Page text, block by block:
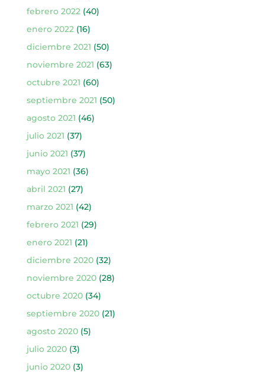
febrero 2022 (40)
enero 2022 (16)
diciembre 2021 (50)
noviembre 2021 (63)
octubre 2021 (60)
septiembre 2021 (50)
agosto 2021 (46)
julio 2021 (37)
junio 2021 (37)
mayo 2021 (36)
abril 2021 (27)
marzo 2021 (42)
febrero 2021 (29)
enero 2021 (21)
diciembre 2020(32)
noviembre 2020(28)
octubre 2020(34)
septiembre 2020(21)
agosto 2020(5)
julio 2020(3)
junio 2020(3)